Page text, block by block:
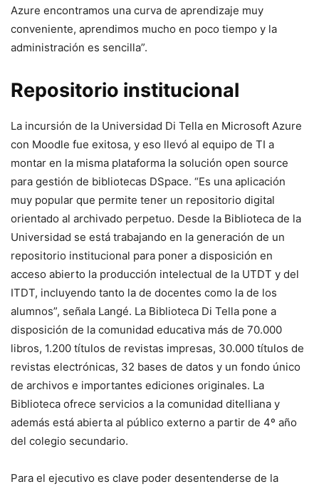
Azure encontramos una curva de aprendizaje muy
conveniente, aprendimos mucho en poco tiempo y la
administración es sencilla”.
Repositorio institucional
La incursión de la Universidad Di Tella en Microsoft Azure
con Moodle fue exitosa, y eso llevó al equipo de TI a
montar en la misma plataforma la solución open source
para gestión de bibliotecas DSpace. “Es una aplicación
muy popular que permite tener un repositorio digital
orientado al archivado perpetuo. Desde la Biblioteca de la
Universidad se está trabajando en la generación de un
repositorio institucional para poner a disposición en
acceso abierto la producción intelectual de la UTDT y del
ITDT, incluyendo tanto la de docentes como la de los
alumnos”, señala Langé. La Biblioteca Di Tella pone a
disposición de la comunidad educativa más de 70.000
libros, 1.200 títulos de revistas impresas, 30.000 títulos de
revistas electrónicas, 32 bases de datos y un fondo único
de archivos e importantes ediciones originales. La
Biblioteca ofrece servicios a la comunidad ditelliana y
además está abierta al público externo a partir de 4º año
del colegio secundario.
Para el ejecutivo es clave poder desentenderse de la